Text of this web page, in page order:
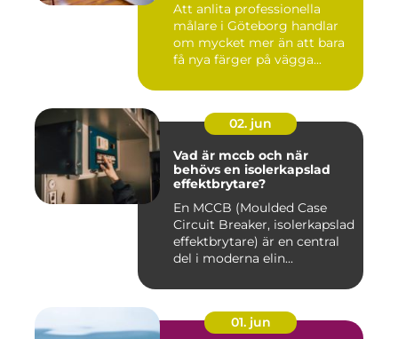
Att anlita professionella
målare i Göteborg handlar
om mycket mer än att bara
få nya färger på vägga...
02. jun
Vad är mccb och när
behövs en isolerkapslad
effektbrytare?
En MCCB (Moulded Case
Circuit Breaker, isolerkapslad
effektbrytare) är en central
del i moderna elin...
01. jun